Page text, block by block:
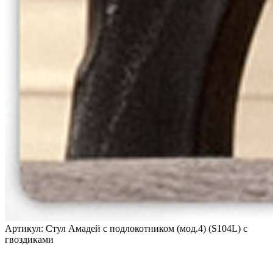
Артикул: Стул Амадей с подлокотником (мод.4) (S104L) с
гвоздиками